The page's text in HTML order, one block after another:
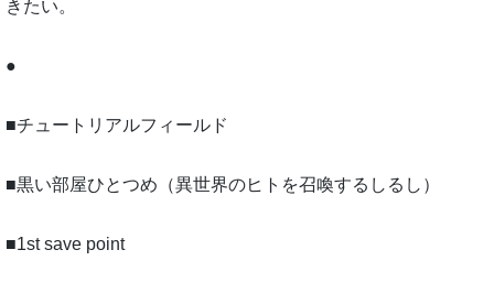
きたい。
●
■チュートリアルフィールド
■黒い部屋ひとつめ（異世界のヒトを召喚するしるし）
■1st save point